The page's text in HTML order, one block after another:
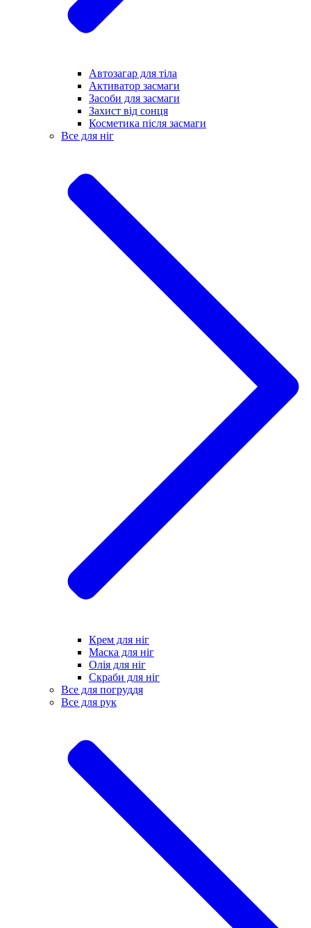
Автозагар для тіла
Активатор засмаги
Засоби для засмаги
Захист від сонця
Косметика після засмаги
Все для ніг
Крем для ніг
Маска для ніг
Олія для ніг
Скраби для ніг
Все для погруддя
Все для рук